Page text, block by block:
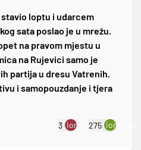
stavio loptu i udarcem
sata poslao je u mrežu.
na pravom mjestu u
na Rujevici samo je
partija u dresu Vatrenih.
i samopouzdanje i tjera
3 ion:minus
275 ion:plus